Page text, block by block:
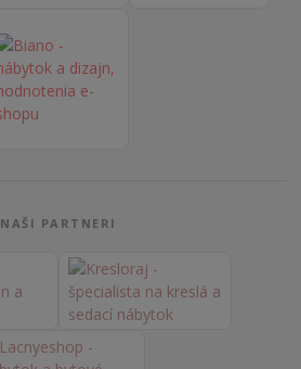
NAŠI PARTNERI